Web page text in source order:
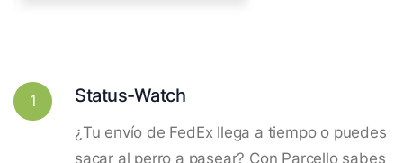
1 Status-Watch
¿Tu envío de FedEx llega a tiempo o puedes
sacar al perro a pasear? Con Parcello sabes